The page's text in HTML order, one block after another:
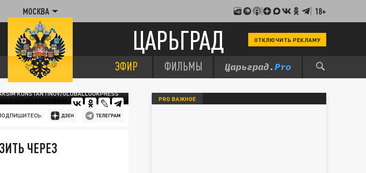
МОСКВА 18+
ЦАРЬГРАД ОТКЛЮЧИТЬ РЕКЛАМУ
ЭФИР ФИЛЬМЫ
KONSTANTINOV/GLOBALLOOKPRESS
ЧЕРЕЗ
PRO ВАЖНОЕ